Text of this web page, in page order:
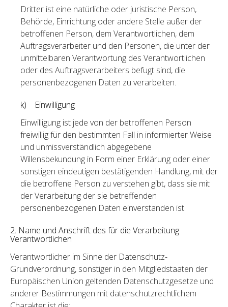
Dritter ist eine natürliche oder juristische Person,
Behörde, Einrichtung oder andere Stelle außer der
betroffenen Person, dem Verantwortlichen, dem
Auftragsverarbeiter und den Personen, die unter der
unmittelbaren Verantwortung des Verantwortlichen
oder des Auftragsverarbeiters befugt sind, die
personenbezogenen Daten zu verarbeiten.
k) Einwilligung
Einwilligung ist jede von der betroffenen Person
freiwillig für den bestimmten Fall in informierter Weise
und unmissverständlich abgegebene
Willensbekundung in Form einer Erklärung oder einer
sonstigen eindeutigen bestätigenden Handlung, mit der
die betroffene Person zu verstehen gibt, dass sie mit
der Verarbeitung der sie betreffenden
personenbezogenen Daten einverstanden ist.
2. Name und Anschrift des für die Verarbeitung
Verantwortlichen
Verantwortlicher im Sinne der Datenschutz-
Grundverordnung, sonstiger in den Mitgliedstaaten der
Europäischen Union geltenden Datenschutzgesetze und
anderer Bestimmungen mit datenschutzrechtlichem